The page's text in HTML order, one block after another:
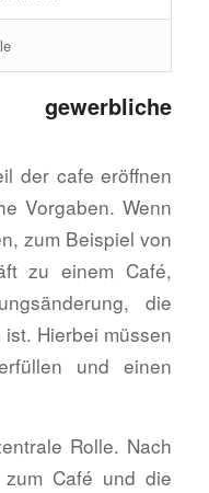
der cafe eröffnen
Vorgaben. Wenn
zum Beispiel von
zu einem Café,
die
Hierbei müssen
und einen
Rolle. Nach
Café und die